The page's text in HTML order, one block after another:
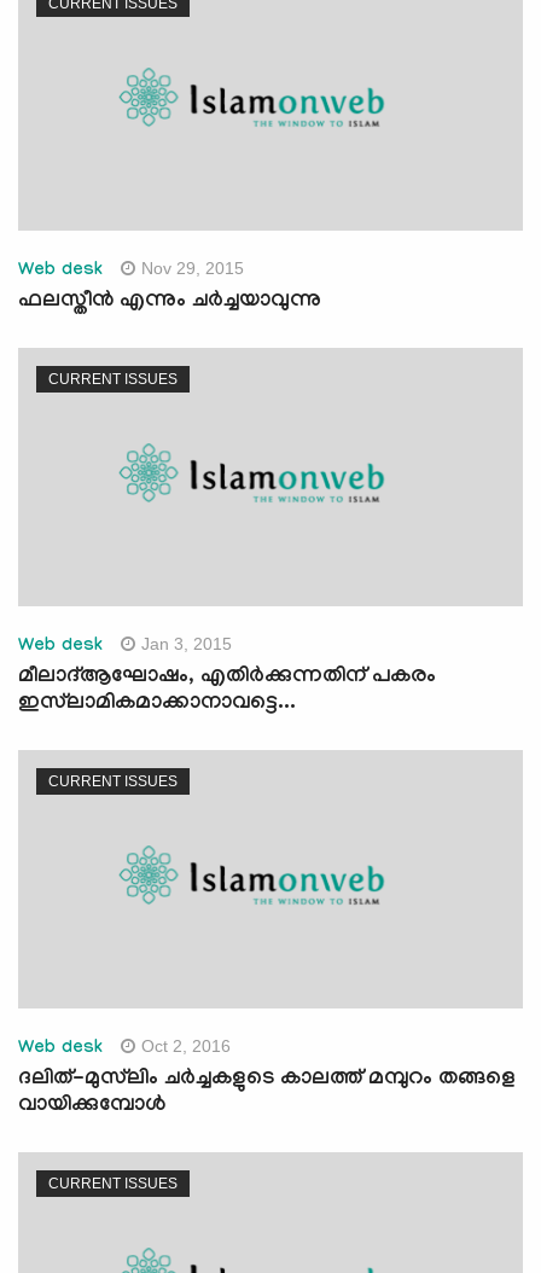
CURRENT ISSUES
Web desk Nov 29, 2015
ഫലസ്തീന്‍ എന്നും ചര്‍ച്ചയാവുന്നു
CURRENT ISSUES
Web desk Jan 3, 2015
മീലാദ്ആഘോഷം, എതിര്‍ക്കുന്നതിന് പകരം
ഇസ്‍ലാമികമാക്കാനാവട്ടെ...
CURRENT ISSUES
Web desk Oct 2, 2016
ദലിത്-മുസ്‌ലിം ചര്‍ച്ചകളുടെ കാലത്ത് മമ്പുറം തങ്ങളെ
വായിക്കുമ്പോള്‍
CURRENT ISSUES